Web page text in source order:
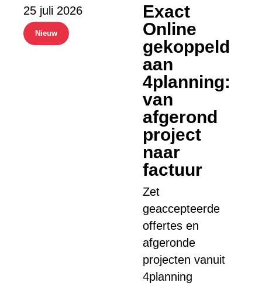
25 juli 2026
Nieuw
Exact
Online
gekoppeld
aan
4planning:
van
afgerond
project
naar
factuur
Zet
geaccepteerde
offertes en
afgeronde
projecten vanuit
4planning